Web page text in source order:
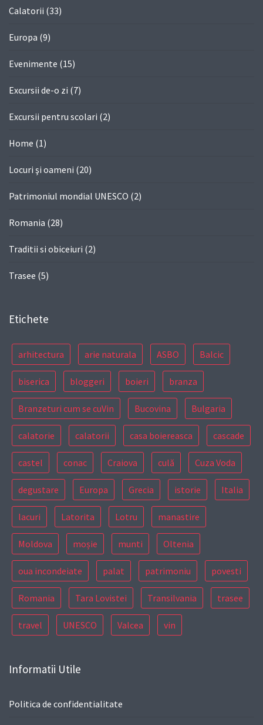
Calatorii (33)
Europa (9)
Evenimente (15)
Excursii de-o zi (7)
Excursii pentru scolari (2)
Home (1)
Locuri şi oameni (20)
Patrimoniul mondial UNESCO (2)
Romania (28)
Traditii si obiceiuri (2)
Trasee (5)
Etichete
arhitectura arie naturala ASBO Balcic
biserica bloggeri boieri branza
Branzeturi cum se cuVin Bucovina Bulgaria
calatorie calatorii casa boiereasca cascade
castel conac Craiova culă Cuza Voda
degustare Europa Grecia istorie Italia
lacuri Latorita Lotru manastire
Moldova moșie munti Oltenia
oua incondeiate palat patrimoniu povesti
Romania Tara Lovistei Transilvania trasee
travel UNESCO Valcea vin
Informatii Utile
Politica de confidentialitate